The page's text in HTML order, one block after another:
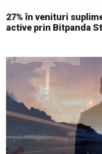
27% în venituri
active prin Bitpanda